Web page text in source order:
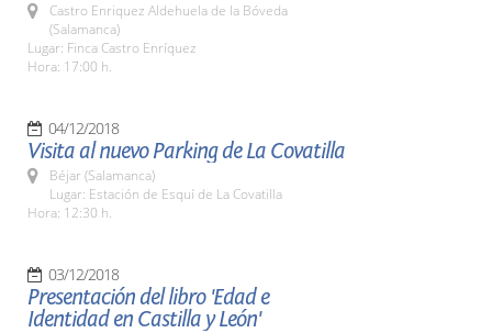
Castro Enriquez Aldehuela de la Bóveda
(Salamanca)
Lugar: Finca Castro Enríquez
Hora: 17:00 h.
04/12/2018
Visita al nuevo Parking de La Covatilla
Béjar (Salamanca)
Lugar: Estación de Esquí de La Covatilla
Hora: 12:30 h.
03/12/2018
Presentación del libro 'Edad e
Identidad en Castilla y León'